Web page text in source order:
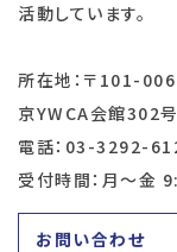
活動しています。
所在地：〒101-
京YWCA会館302
電話：03-3292-
受付時間：月～金
お問い合わせ